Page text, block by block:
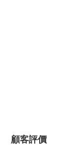
顧客評價